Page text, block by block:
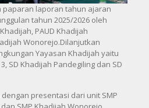
paparan laporan tahun ajaran
tahun 2025/2026 oleh
PAUD Khadijah
Wonorejo.Dilanjutkan
Yayasan Khadijah yaitu
SD Khadijah Pandegiling dan SD
presentasi dari unit SMP